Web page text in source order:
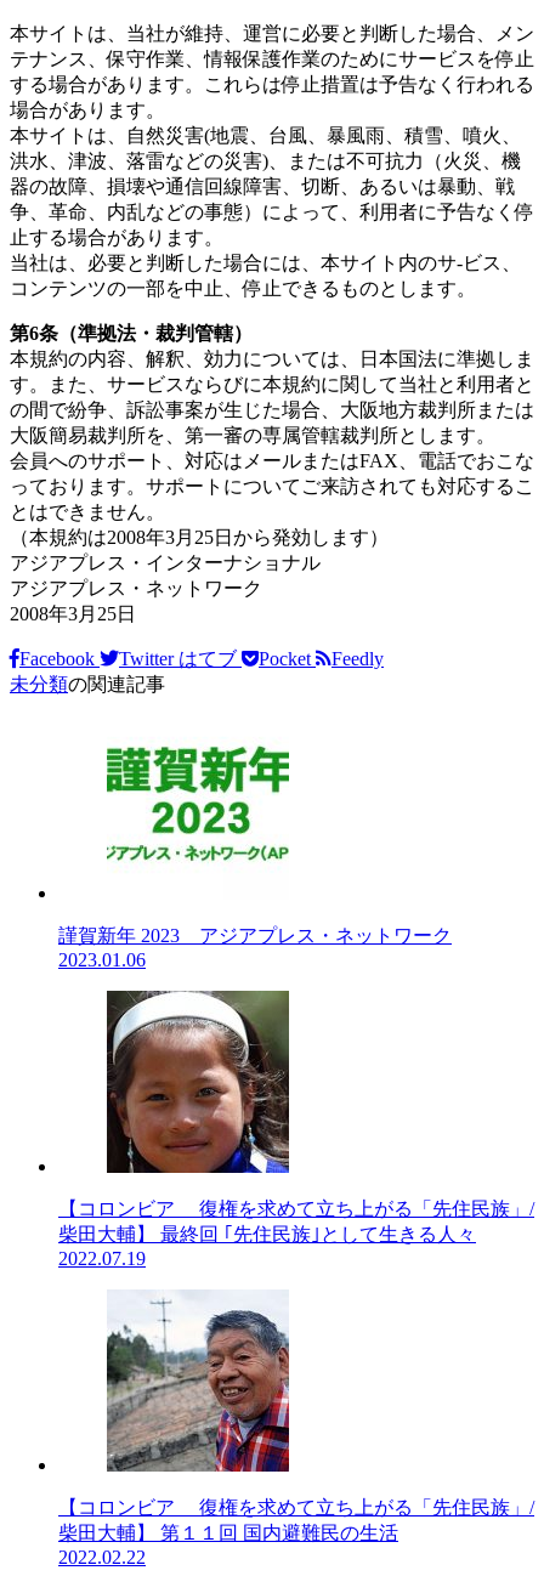
本サイトは、当社が維持、運営に必要と判断した場合、メン
テナンス、保守作業、情報保護作業のためにサービスを停止
する場合があります。これらは停止措置は予告なく行われる
場合があります。
本サイトは、自然災害(地震、台風、暴風雨、積雪、噴火、
洪水、津波、落雷などの災害)、または不可抗力（火災、機
器の故障、損壊や通信回線障害、切断、あるいは暴動、戦
争、革命、内乱などの事態）によって、利用者に予告なく停
止する場合があります。
当社は、必要と判断した場合には、本サイト内のサ-ビス、
コンテンツの一部を中止、停止できるものとします。
第6条（準拠法・裁判管轄）
本規約の内容、解釈、効力については、日本国法に準拠しま
す。また、サービスならびに本規約に関して当社と利用者と
の間で紛争、訴訟事案が生じた場合、大阪地方裁判所または
大阪簡易裁判所を、第一審の専属管轄裁判所とします。
会員へのサポート、対応はメールまたはFAX、電話でおこな
っております。サポートについてご来訪されても対応するこ
とはできません。
（本規約は2008年3月25日から発効します）
アジアプレス・インターナショナル
アジアプレス・ネットワーク
2008年3月25日
Facebook Twitter はてブ Pocket
Feedly
未分類の関連記事
謹賀新年 2023 アジアプレス・ネットワーク
2023.01.06
【コロンビア 復権を求めて立ち上がる「先住民族」/
柴田大輔】 最終回 ｢先住民族｣として生きる人々
2022.07.19
【コロンビア 復権を求めて立ち上がる「先住民族」/
柴田大輔】 第１１回 国内避難民の生活
2022.02.22